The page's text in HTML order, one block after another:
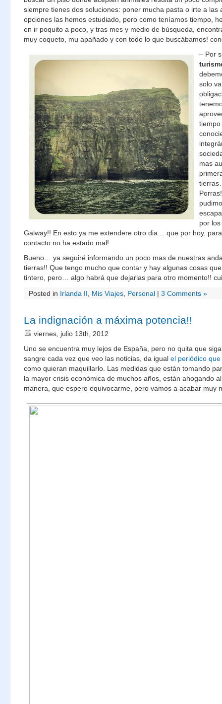
siempre tienes dos soluciones: poner mucha pasta o irte a las
opciones las hemos estudiado, pero como teníamos tiempo,
en ir poquito a poco, y tras mes y medio de búsqueda,
muy coqueto, mu apañado y con todo lo que buscábamos!
– Por
solo
mas
por los
Galway!! En esto ya me extendere otro dia… que por hoy,
contacto no ha estado mal!
Bueno… ya seguiré informando un poco mas de nuestras
tierras!! Que tengo mucho que contar y hay algunas cosas
tintero, pero… algo habrá que dejarlas para otro momento!!
Posted in Irlanda II Mis Viajes Personal | 3 Comments »
La indignación a máxima potencia!!
viernes, julio 13th, 2012
Uno se encuentra muy lejos de España, pero no quita que
sangre cada vez que veo las noticias, da igual el periódico que
como quieran maquillarlo. Las medidas que están tomando
la mayor crisis económica de muchos años, están ahogando
manera, que espero equivocarme, pero vamos a acabar muy